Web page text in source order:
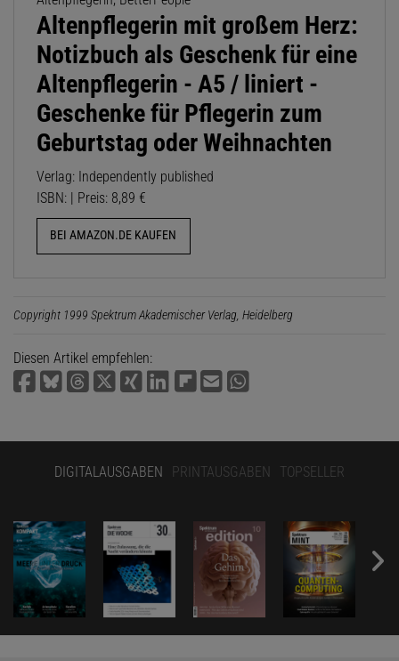
Altenpflegerin mit großem Herz:
Notizbuch als Geschenk für eine
Altenpflegerin - A5 / liniert -
Geschenke für Pflegerin zum
Geburtstag oder Weihnachten
Verlag: Independently published
ISBN: | Preis: 8,89 €
BEI AMAZON.DE KAUFEN
Copyright 1999 Spektrum Akademischer Verlag, Heidelberg
Diesen Artikel empfehlen:
DIGITALAUSGABEN PRINTAUSGABEN TOPSELLER